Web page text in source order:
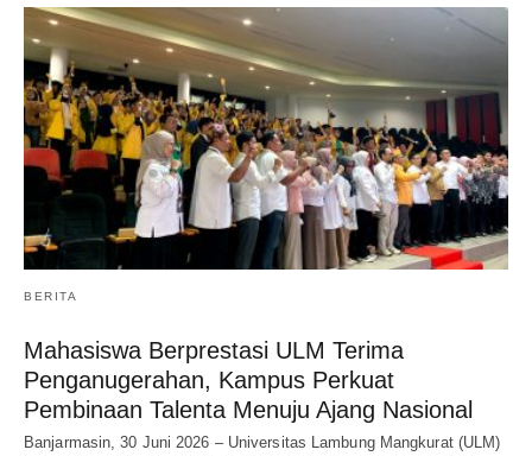
BERITA
Mahasiswa Berprestasi ULM Terima
Penganugerahan, Kampus Perkuat
Pembinaan Talenta Menuju Ajang Nasional
Banjarmasin, 30 Juni 2026 – Universitas Lambung Mangkurat (ULM)